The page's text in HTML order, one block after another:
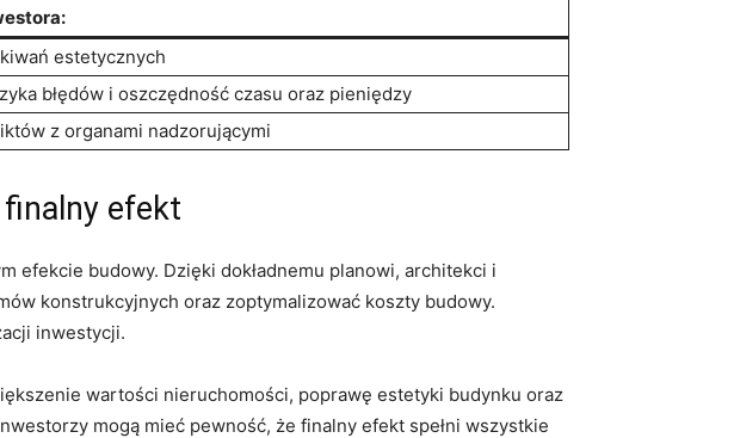
estetycznych
błędów⁣ i ‌oszczędność czasu oraz pieniędzy
z organami nadzorującymi
efekt
efekcie ⁣budowy.⁢ Dzięki dokładnemu planowi, architekci‍ i
konstrukcyjnych⁢ oraz‍ zoptymalizować​ koszty‍ budowy.
inwestycji.
wartości nieruchomości, poprawę estetyki budynku oraz
mogą mieć​ pewność, że finalny efekt‌ spełni wszystkie⁣